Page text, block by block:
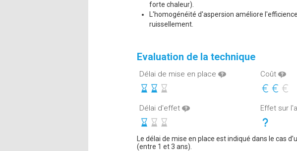
forte chaleur).
L'homogénéité d'aspersion améliore
ruissellement.
Evaluation de la technique
Délai de mise en place Coût
Délai d'effet Effet sur
Le délai de mise en place est indiqué dans le cas
(entre 1 et 3 ans).